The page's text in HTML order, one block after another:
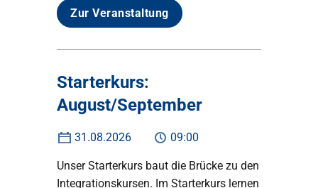
Zur Veranstaltung
Starterkurs:
August/September
31.08.2026 09:00
Unser Starterkurs baut die Brücke zu den
Integrationskursen. Im Starterkurs lernen